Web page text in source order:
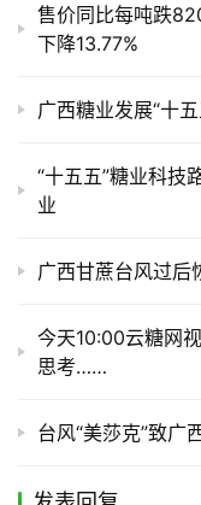
售价同比每吨跌
下降13.77%
广西糖业发展“十
“十五五”糖业科技
业
广西甘蔗台风过后
今天10:00云糖网
思考……
台风“美莎克”致广